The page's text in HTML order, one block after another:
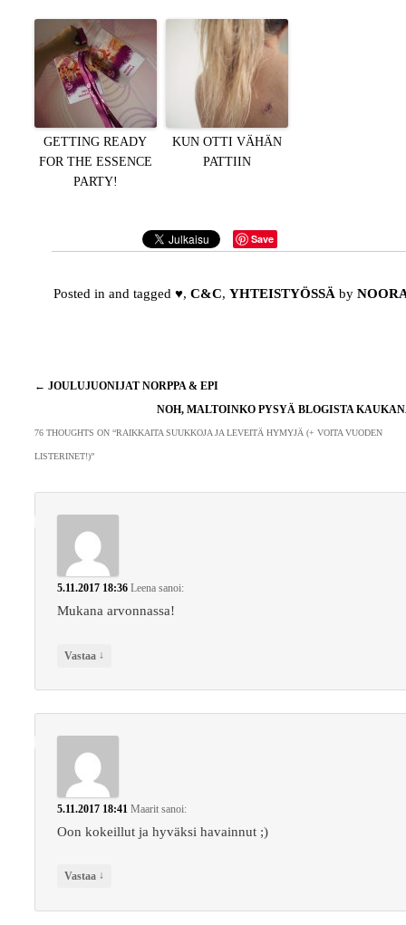
GETTING READY
FOR THE ESSENCE
PARTY!
KUN OTTI VÄHÄN
PATTIIN
Save
Posted in and tagged♥,C&C,YHTEISTYÖSSÄ by
Artikkelien
← JOULUJUONIJAT NORPPA & EPI
NOH, MALTOINKO PYSYÄ BLOGISTA
76 THOUGHTS ON “RAIKKAITA SUUKKOJA JA LEVEITÄ HYMYJÄ (+ VOITA VUODEN
LISTERINET!)”
5.11.2017 18:36 Leena sanoi:
Mukana arvonnassa!
Vastaa ↓
5.11.2017 18:41 Maarit sanoi:
Oon kokeillut ja hyväksi havainnut ;)
Vastaa ↓